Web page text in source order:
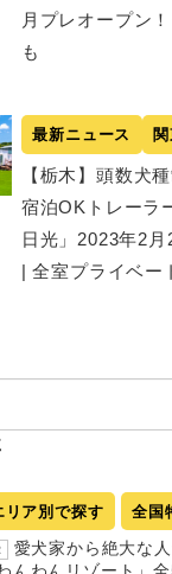
月プレオープン
も
最新ニュース
【栃木】頭数犬
宿泊OKトレーラ
日光」2023年2
| 全室プライベー
リア別で探す 全国
愛犬家から絶大な